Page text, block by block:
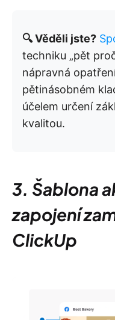
🔍 Věděli jste?
techniku „pět
nápravná
pětinásobném
účelem určení
kvalitou.
3. Šablona
zapojení
ClickUp